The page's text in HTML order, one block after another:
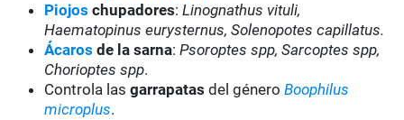
Piojos chupadores:Linognathus vituli,
Haematopinus eurysternus, Solenopotes capillatus.
Ácaros de la sarna:Psoroptes spp, Sarcoptes spp,
Chorioptes spp.
Controla lasgarrapatas del géneroBoophilus
microplus.